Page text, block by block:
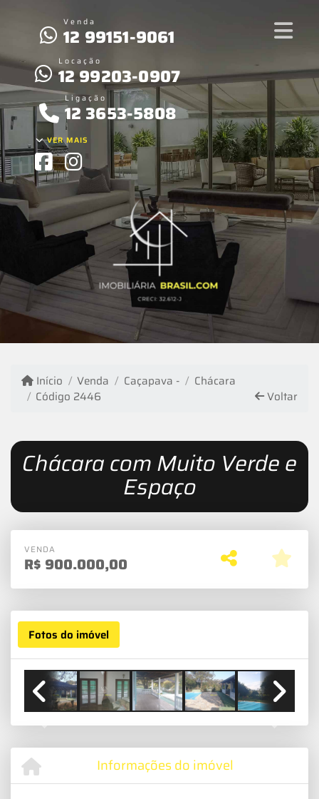
Venda
12 99151-9061
Locação
12 99203-0907
Ligação
12 3653-5808
VER MAIS
Início Venda Caçapava -
Chácara
Código 2446
Voltar
Chácara com Muito Verde e
Espaço
VENDA
R$ 900.000,00
Fotos do imóvel
Previous Next
Informações do imóvel